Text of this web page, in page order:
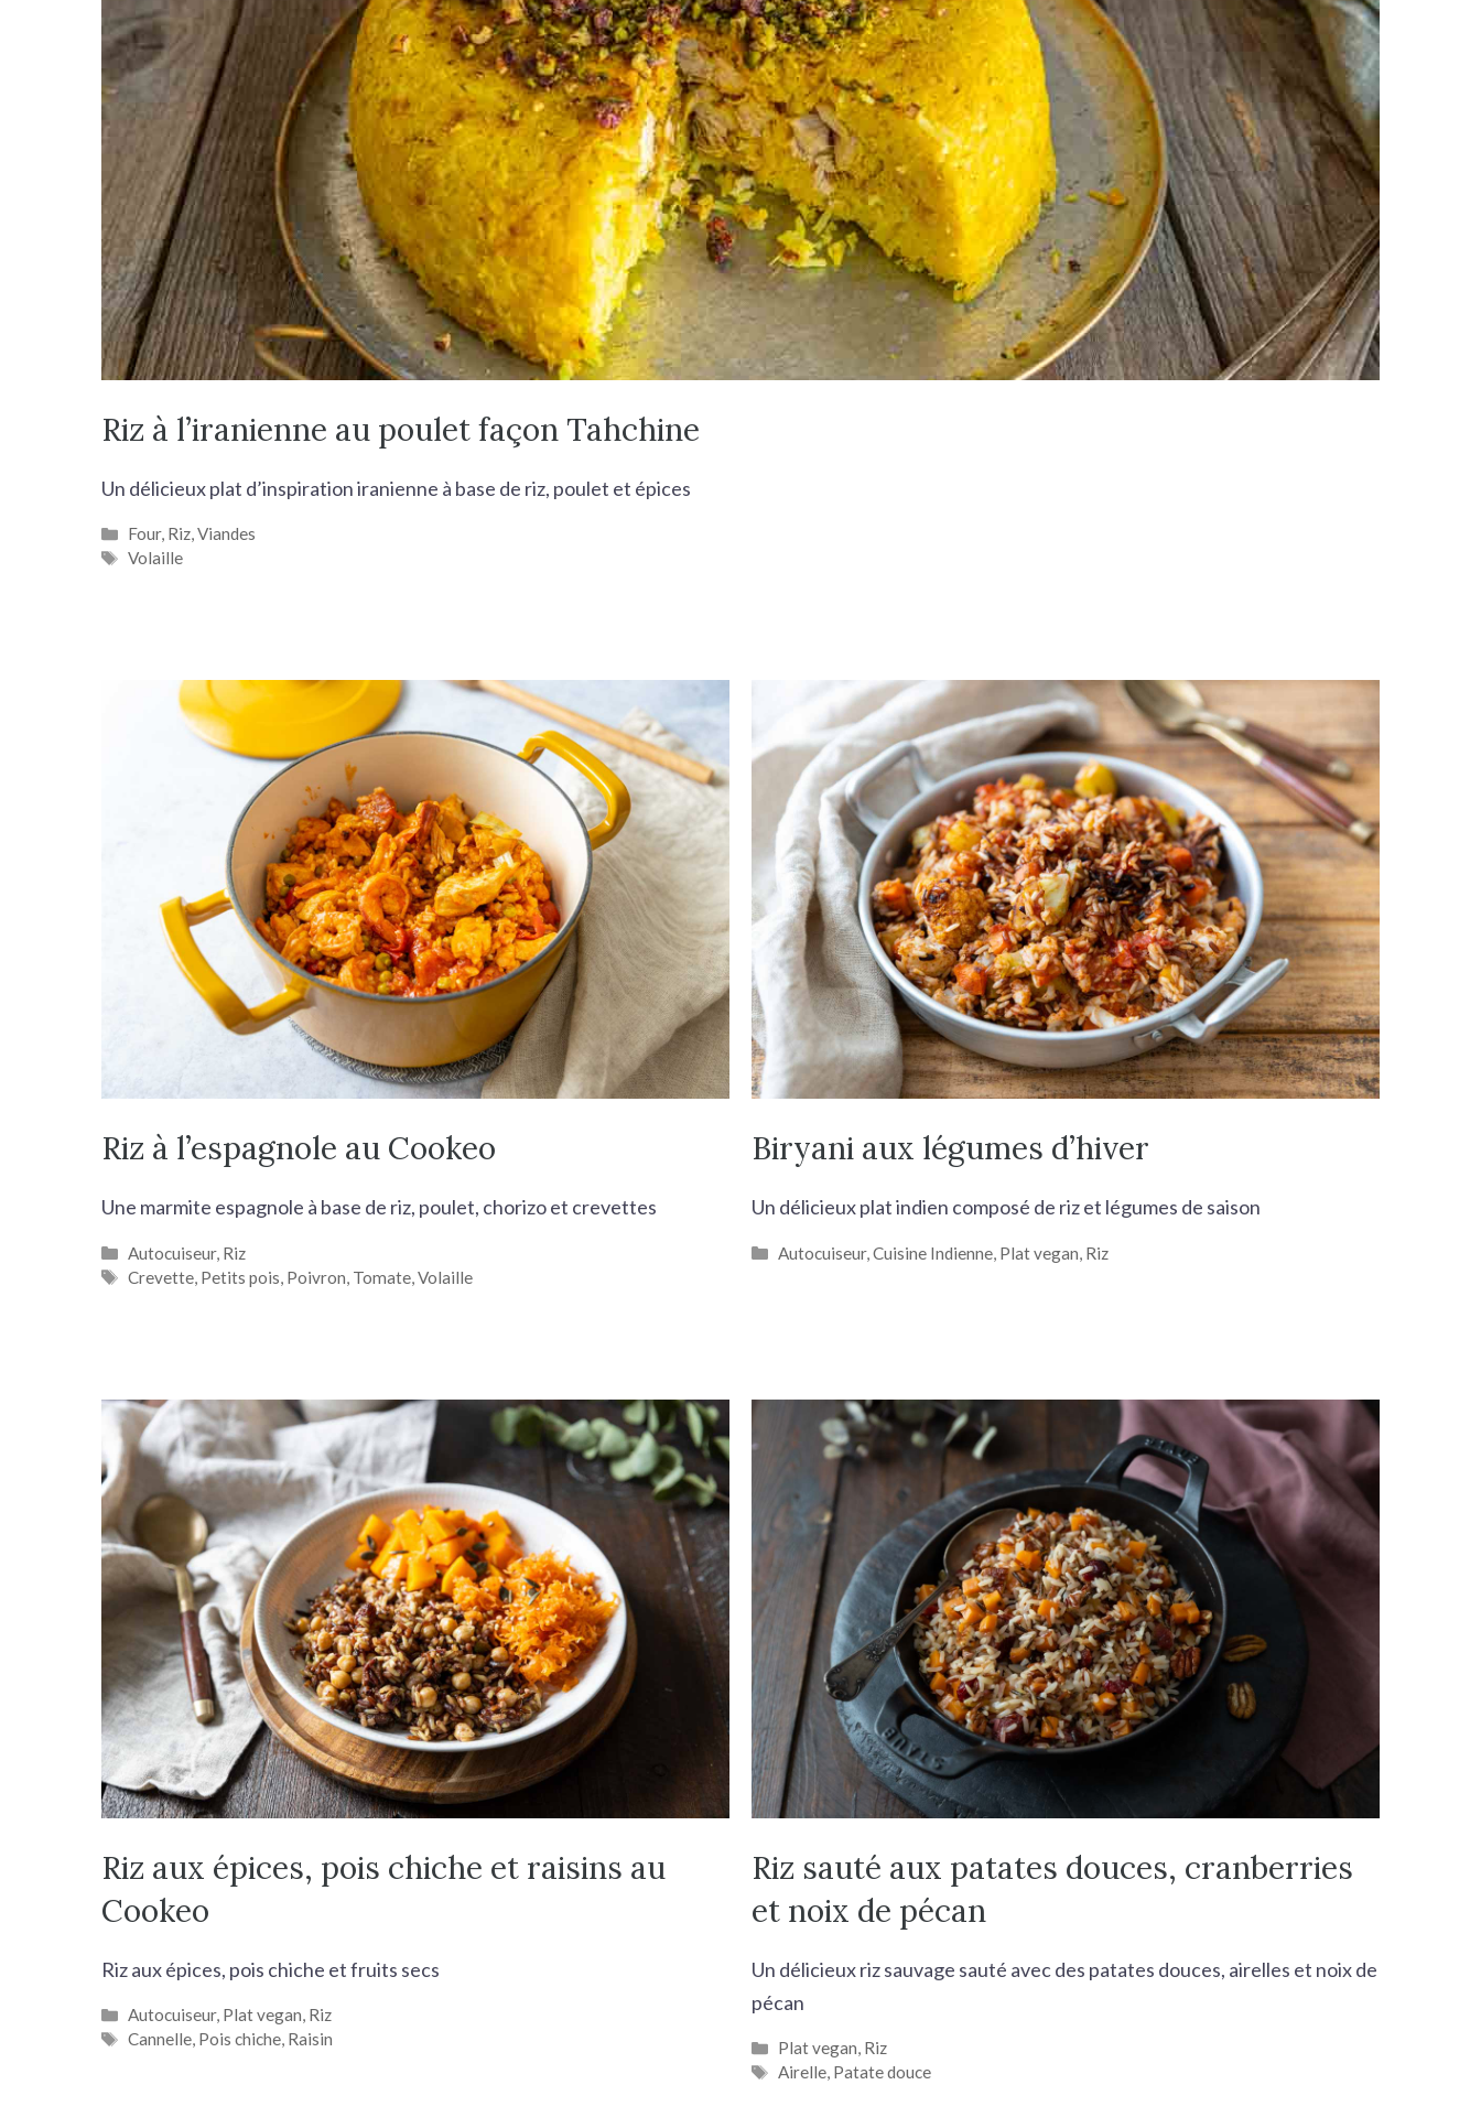
r
c
h
e
Riz à l’iranienne au poulet façon Tahchine
Un délicieux plat d’inspiration iranienne à base de riz, poulet et épices
Catégories
Four, Riz,Viandes
Étiquettes
Volaille
Riz à l’espagnole au Cookeo
Une marmite espagnole à base de riz, poulet, chorizo et crevettes
Catégories
Autocuiseur, Riz
Étiquettes
Crevette Petits pois Poivron Tomate ,Volaille
Biryani aux légumes d’hiver
Un délicieux plat indien composé de riz et légumes de saison
Catégories
Autocuiseur,Cuisine Indienne Plat vegan Riz
Riz aux épices, pois chiche et raisins au
Cookeo
Riz aux épices, pois chiche et fruits secs
Catégories
Autocuiseur, Plat vegan, Riz
Étiquettes
Cannelle, Pois chiche, Raisin
Riz sauté aux patates douces, cranberries
et noix de pécan
Un délicieux riz sauvage sauté avec des patates douces, airelles et noix de
pécan
Catégories
Plat vegan, Riz
Étiquettes
Airelle, Patate douce